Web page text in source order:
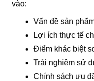
vào:
Vấn đề sản
Lợi ích thực tế
Điểm khác biệt
Trải nghiệm sử
Chính sách ưu